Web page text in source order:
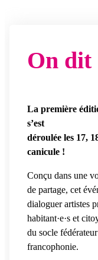
On dit
La première
s’est
déroulée les 17,
canicule !
Conçu dans une
de partage, cet
dialoguer artistes
habitant·e·s et
du socle
francophonie.